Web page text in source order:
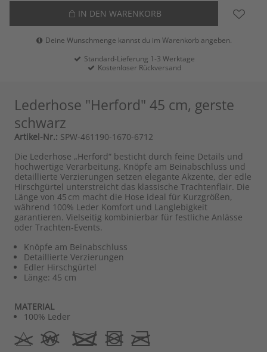
IN DEN WARENKORB
Deine Wunschmenge kannst du im Warenkorb angeben.
Standard-Lieferung 1-3 Werktage
Kostenloser Rückversand
Lederhose "Herford" 45 cm, gerste
schwarz
Artikel-Nr.: SPW-461190-1670-6712
Die Lederhose „Herford“ besticht durch feine Details und
hochwertige Verarbeitung. Knöpfe am Beinabschluss und
detaillierte Verzierungen setzen elegante Akzente, der edle
Hirschgürtel unterstreicht das klassische Trachtenflair. Die
Länge von 45 cm macht die Hose ideal für Kurzgrößen,
während 100% Leder Komfort und Langlebigkeit
garantieren. Vielseitig kombinierbar für festliche Anlässe
oder Trachten-Events.
Knöpfe am Beinabschluss
Detaillierte Verzierungen
Edler Hirschgürtel
Länge: 45 cm
MATERIAL
100% Leder